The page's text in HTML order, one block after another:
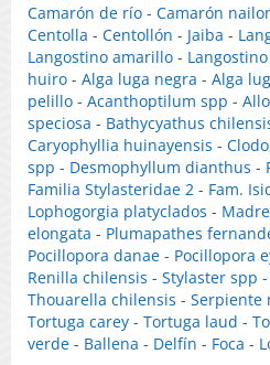
Camarón de río - Camarón
Centolla - Centollón - Jaiba -
Langostino amarillo -
huiro - Alga luga negra - Alga
pelillo - Acanthoptilum spp -
speciosa - Bathycyathus
Caryophyllia huinayensis -
spp - Desmophyllum dianthus -
Familia Stylasteridae 2 - Fam.
Lophogorgia platyclados -
elongata - Plumapathes
Pocillopora danae - Pocillopora
Renilla chilensis - Stylaster spp -
Thouarella chilensis - Serpiente
Tortuga carey - Tortuga laud -
verde - Ballena - Delfín - Foca -